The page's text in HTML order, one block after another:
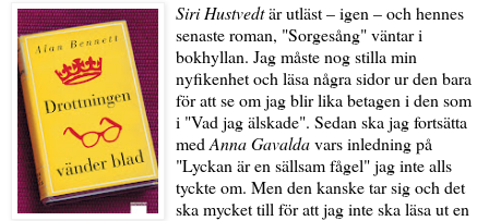
Siri Hustvedtär utläst – igen – och hennes
senaste roman, "Sorgesång" väntar i
bokhyllan. Jag måste nog stilla min
nyfikenhet och läsa några sidor ur den bara
för att se om jag blir lika betagen i den som
i "Vad jag älskade". Sedan ska jag fortsätta
med Anna Gavaldavars inledning på
"Lyckan är en sällsam fågel" jag inte alls
tyckte om. Men den kanske tar sig och det
ska mycket till för att jag inte ska läsa ut en